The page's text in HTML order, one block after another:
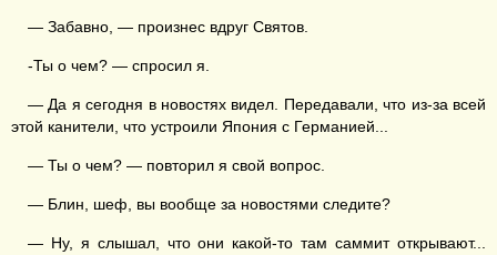
— Забавно, — произнес вдруг Святов.
-Ты о чем? — спросил я.
— Да я сегодня в новостях видел. Передавали, что из-за всей
этой канители, что устроили Япония с Германией...
— Ты о чем? — повторил я свой вопрос.
— Блин, шеф, вы вообще за новостями следите?
— Ну, я слышал, что они какой-то там саммит открывают...